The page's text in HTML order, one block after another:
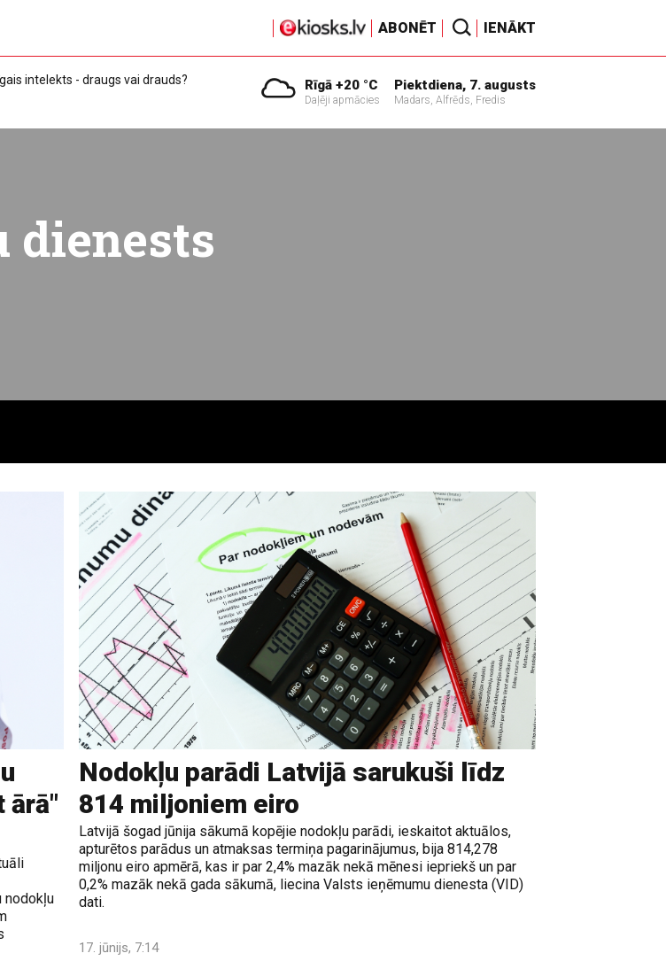
ABONĒT IENĀKT
intelekts - draugs vai drauds?
Rīgā +20 °C
Daļēji apmācies
Piektdiena, 7. augusts
Madars, Alfrēds, Fredis
dienests
ārā"
nodokļu
Nodokļu parādi Latvijā sarukuši līdz
814 miljoniem eiro
Latvijā šogad jūnija sākumā kopējie nodokļu parādi, ieskaitot aktuālos,
apturētos parādus un atmaksas termiņa pagarinājumus, bija 814,278
miljonu eiro apmērā, kas ir par 2,4% mazāk nekā mēnesi iepriekš un par
0,2% mazāk nekā gada sākumā, liecina Valsts ieņēmumu dienesta (VID)
dati.
17. jūnijs, 7:14